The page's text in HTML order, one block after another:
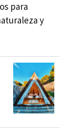
para
y